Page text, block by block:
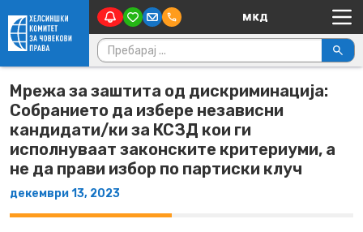
Skip to content Main Navigation
Пребарувај за:
Мрежа за заштита од дискриминација:
Собранието да избере независни
кандидати/ки за КСЗД кои ги
исполнуваат законските критериуми, а
не да прави избор по партиски клуч
декември 13, 2023